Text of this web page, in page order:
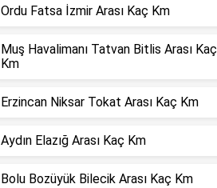
Ordu Fatsa İzmir Arası Kaç Km
Muş Havalimanı Tatvan Bitlis Arası Kaç
Km
Erzincan Niksar Tokat Arası Kaç Km
Aydın Elazığ Arası Kaç Km
Bolu Bozüyük Bilecik Arası Kaç Km